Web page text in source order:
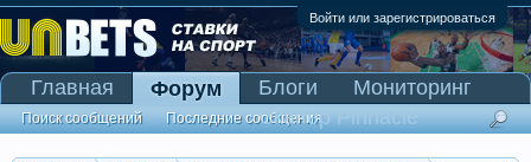
Войти или зарегистрироваться
Главная Форум
Поиск сообщений Последние сообщения
Блоги
Мониторинг
Сканер Pinnacle